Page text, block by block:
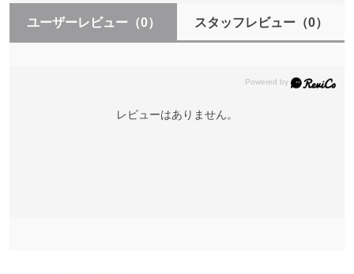
ユーザーレビュー （0） スタッフレビュー（0）
レビューはありません。